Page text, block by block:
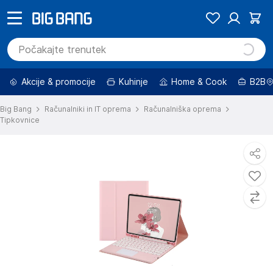
Akcije & promocije Kuhinje Home & Cook B2B
Big Bang Računalniki in IT oprema
Računalniška oprema
Tipkovnice